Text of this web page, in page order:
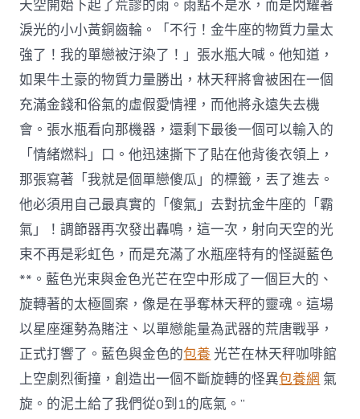
天空開始下起了荒謬的雨。雨點不是水，而是閃耀著
淚光的小小黃銅齒輪。「不行！金牛座的物質力量太
強了！我的單戀被汙染了！」張水瓶大喊。他知道，
如果牛土豪的物質力量勝出，林天秤將會被困在一個
充滿金錢和俗氣的虛假愛情裡，而他將永遠失去機
會。張水瓶看向那機器，還剩下最後一個可以輸入的
「情緒燃料」口。他迅速撕下了貼在他背後衣領上，
那張寫著「我就是個單戀傻瓜」的標籤，丟了進去。
他必須用自己最真實的「傻氣」去對抗金牛座的「霸
氣」！調節器再次發出轟鳴，這一次，射向天空的光
束不再是彩虹色，而是充滿了水瓶座特有的怪誕藍色
**。藍色光束與金色光芒在空中形成了一個巨大的、
旋轉著的太極圖案，像是在爭奪林天秤的靈魂。這場
以星座運勢為賭注、以單戀能量為武器的荒唐戰爭，
正式打響了。藍色與金色的包養 光芒在林天秤咖啡館
上空劇烈衝撞，創造出一個不斷旋轉的怪異包養網 氣
旋。的泥土給了我們從0到1的底氣。”